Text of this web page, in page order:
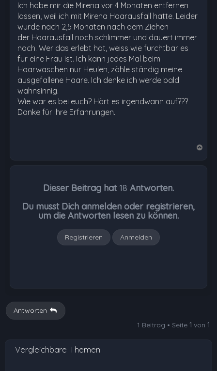
Ich habe mir die Mirena vor 4 Monaten entfernen
lassen, weil ich mit Mirena Haarausfall hatte. Leider
wurde nach 2,5 Monaten nach dem Ziehen
der Haarausfall noch schlimmer und dauert immer
noch. Wer das erlebt hat, weiss wie furchtbar es
für eine Frau ist. Ich kann jedes Mal beim
Haarwaschen nur Heulen, zähle ständig meine
ausgefallene Haare. Ich denke ich werde bald
wahnsinnig.
Wie war es bei euch? Hört es irgendwann auf???
Danke für Ihre Erfahrungen.
Dieser Beitrag hat 18 Antworten.
Du musst Dich anmelden oder registrieren,
um die Antworten lesen zu können.
Registrieren Anmelden
Antworten
1 Beitrag • Seite 1 von 1
Vergleichbare Themen